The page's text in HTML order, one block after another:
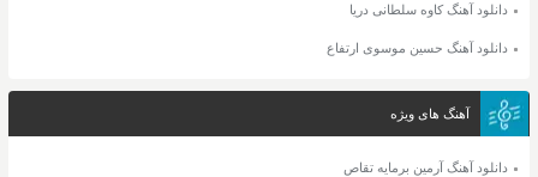
دانلود آهنگ کاوه سلطانی دریا
دانلود آهنگ حسین موسوی ارتفاع
آهنگ های ویژه
دانلود آهنگ آرمین برمایه تقاص